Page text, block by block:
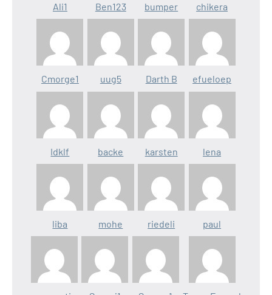
Ali1 Ben123 bumper chikera
Cmorge1 uug5 Darth B efueloep
Idklf backe karsten lena
liba mohe riedeli paul